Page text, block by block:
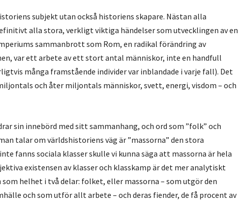
subjekt utan också historiens skapare. Nästan alla
alla stora, verkligt viktiga händelser som utvecklingen av en
sammanbrott som Rom, en radikal förändring av
var ett arbete av ett stort antal människor, inte en handfull
många framstående individer var inblandade i varje fall). Det
och åter miljontals människor, svett, energi, visdom – och
sin innebörd med sitt sammanhang, och ord som ”folk” och
talar om världshistoriens väg är ”massorna” den stora
fanns sociala klasser skulle vi kunna säga att massorna är hela
existensen av klasser och klasskamp är det mer analytiskt
helhet i två delar: folket, eller massorna – som utgör den
och som utför allt arbete – och deras fiender, de få procent av